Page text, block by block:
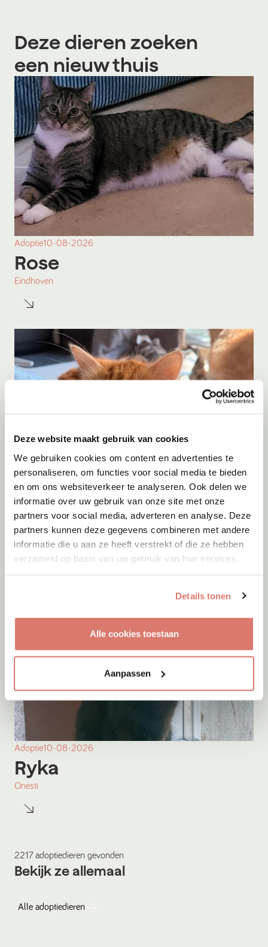
Deze website maakt gebruik van cookies
We gebruiken cookies om content en advertenties te
personaliseren, om functies voor social media te bieden
en om ons websiteverkeer te analyseren. Ook delen we
informatie over uw gebruik van onze site met onze
partners voor social media, adverteren en analyse. Deze
partners kunnen deze gegevens combineren met andere
informatie die u aan ze heeft verstrekt of die ze hebben
verzameld op basis van uw gebruik van hun services.
Details tonen
Alle cookies toestaan
Aanpassen
Deze dieren zoeken
een nieuw thuis
Adoptie10-08-2026
Rose
Eindhoven
Adoptie 10-08-2026
Seven
Almere
Adoptie10-08-2026
Ryka
Onesti
2217 adoptiedieren gevonden
Bekijk ze allemaal
Alle adoptiedieren